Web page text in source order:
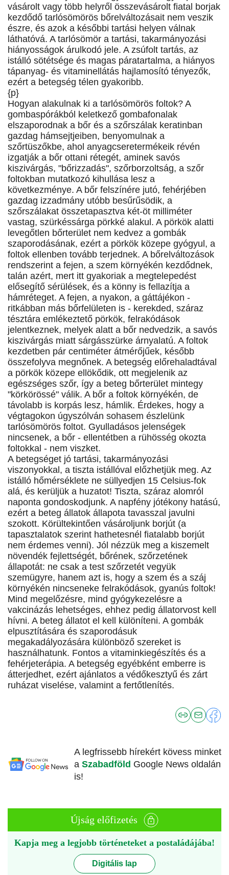
vásárolt vagy több helyről összevásárolt fiatal borjak
kezdődő tarlósömörös bőrelváltozásait nem veszik
észre, és azok a későbbi tartási helyen válnak
láthatóvá. A tarlósömör a tartási, takarmányozási
hiányosságok árulkodó jele. A zsúfolt tartás, az
istálló sötétsége és magas páratartalma, a hiányos
tápanyag- és vitaminellátás hajlamosító tényezők,
ezért a betegség télen gyakoribb.
{p}
Hogyan alakulnak ki a tarlósömörös foltok? A
gombaspórákból keletkező gombafonalak
elszaporodnak a bőr és a szőrszálak keratinban
gazdag hámsejtjeiben, benyomulnak a
szőrtüszőkbe, ahol anyagcseretermékeik révén
izgatják a bőr ottani rétegét, aminek savós
kiszivárgás, "bőrizzadás", szőrborzoltság, a szőr
foltokban mutatkozó kihullása lesz a
következménye. A bőr felszínére jutó, fehérjében
gazdag izzadmány utóbb besűrűsödik, a
szőrszálakat összetapasztva két-öt milliméter
vastag, szürkéssárga pörkké alakul. A pörkök alatti
levegőtlen bőrterület nem kedvez a gombák
szaporodásának, ezért a pörkök közepe gyógyul, a
foltok ellenben tovább terjednek. A bőrelváltozások
rendszerint a fejen, a szem környékén kezdődnek,
talán azért, mert itt gyakoriak a megtelepedést
elősegítő sérülések, és a könny is fellazítja a
hámréteget. A fejen, a nyakon, a gáttájékon -
ritkábban más bőrfelületen is - kerekded, száraz
tésztára emlékeztető pörkök, felrakódások
jelentkeznek, melyek alatt a bőr nedvedzik, a savós
kiszivárgás miatt sárgásszürke árnyalatú. A foltok
kezdetben pár centiméter átmérőjűek, később
összefolyva megnőnek. A betegség előrehaladtával
a pörkök közepe ellökődik, ott megjelenik az
egészséges szőr, így a beteg bőrterület mintegy
"körkörössé" válik. A bőr a foltok környékén, de
távolabb is korpás lesz, hámlik. Érdekes, hogy a
végtagokon úgyszólván sohasem észlelünk
tarlósömörös foltot. Gyulladásos jelenségek
nincsenek, a bőr - ellentétben a rühösség okozta
foltokkal - nem viszket.
A betegséget jó tartási, takarmányozási
viszonyokkal, a tiszta istállóval előzhetjük meg. Az
istálló hőmérséklete ne süllyedjen 15 Celsius-fok
alá, és kerüljük a huzatot! Tiszta, száraz alomról
naponta gondoskodjunk. A napfény jótékony hatású,
ezért a beteg állatok állapota tavasszal javulni
szokott. Körültekintően vásároljunk borjút (a
tapasztalatok szerint hathetesnél fiatalabb borjút
nem érdemes venni). Jól nézzük meg a kiszemelt
növendék fejlettségét, bőrének, szőrzetének
állapotát: ne csak a test szőrzetét vegyük
szemügyre, hanem azt is, hogy a szem és a száj
környékén nincsenek­e felrakódások, gyanús foltok!
Mind megelőzésre, mind gyógykezelésre a
vakcinázás lehetséges, ehhez pedig állatorvost kell
hívni. A beteg állatot el kell különíteni. A gombák
elpusztítására és szaporodásuk
megakadályozására különböző szereket is
használhatunk. Fontos a vitaminkiegészítés és a
fehérjeterápia. A betegség egyébként emberre is
átterjedhet, ezért ajánlatos a védőkesztyű és zárt
ruházat viselése, valamint a fertőtlenítés.
A legfrissebb hírekért kövess minket
a Szabadföld Google News oldalán
is!
Újság előfizetés
Kapja meg a legjobb történeteket a postaládájába!
Digitális lap